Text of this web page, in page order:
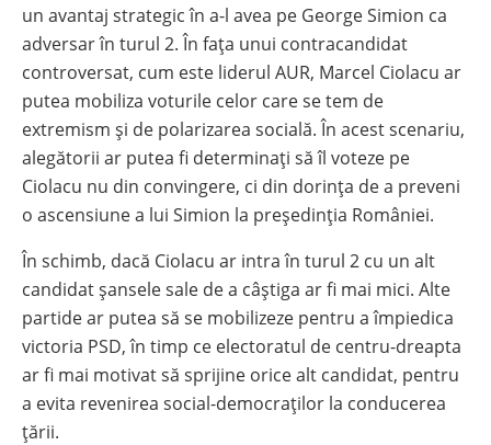
un avantaj strategic în a-l avea pe George Simion ca
adversar în turul 2. În fața unui contracandidat
controversat, cum este liderul AUR, Marcel Ciolacu ar
putea mobiliza voturile celor care se tem de
extremism și de polarizarea socială. În acest scenariu,
alegătorii ar putea fi determinați să îl voteze pe
Ciolacu nu din convingere, ci din dorința de a preveni
o ascensiune a lui Simion la președinția României.
În schimb, dacă Ciolacu ar intra în turul 2 cu un alt
candidat șansele sale de a câștiga ar fi mai mici. Alte
partide ar putea să se mobilizeze pentru a împiedica
victoria PSD, în timp ce electoratul de centru-dreapta
ar fi mai motivat să sprijine orice alt candidat, pentru
a evita revenirea social-democraților la conducerea
țării.